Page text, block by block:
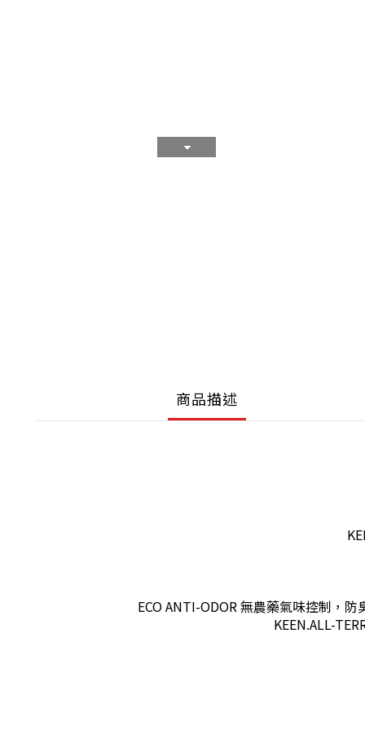
商品描述
ECO ANTI-ODOR 無農藥氣味控制，
KEEN.ALL-